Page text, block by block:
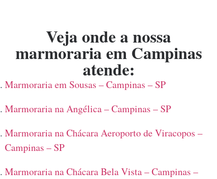
Veja onde a nossa
marmoraria em Campinas
atende:
Marmoraria em Sousas – Campinas – SP
Marmoraria na Angélica – Campinas – SP
Marmoraria na Chácara Aeroporto de Viracopos –
Campinas – SP
Marmoraria na Chácara Bela Vista – Campinas –